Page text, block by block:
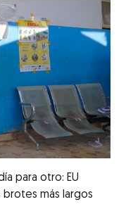
para otro: EU
más largos